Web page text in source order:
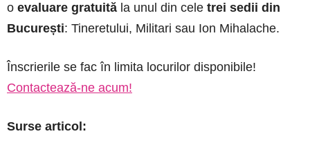
o evaluare gratuită la unul din cele trei sedii din
București: Tineretului, Militari sau Ion Mihalache.
Înscrierile se fac în limita locurilor disponibile!
Contactează-ne acum!
Surse articol: